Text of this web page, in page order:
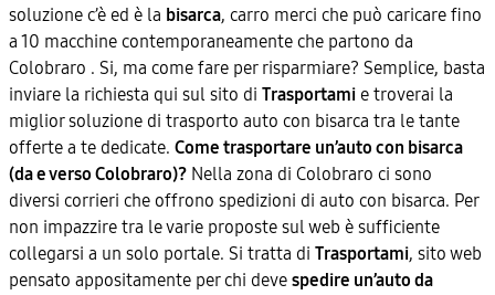
soluzione c’è ed è la bisarca, carro merci che può caricare fino
a 10 macchine contemporaneamente che partono da
Colobraro . Si, ma come fare per risparmiare? Semplice, basta
inviare la richiesta qui sul sito di Trasportami e troverai la
miglior soluzione di trasporto auto con bisarca tra le tante
offerte a te dedicate. Come trasportare un’auto con bisarca
(da e verso Colobraro)? Nella zona di Colobraro ci sono
diversi corrieri che offrono spedizioni di auto con bisarca. Per
non impazzire tra le varie proposte sul web è sufficiente
collegarsi a un solo portale. Si tratta di Trasportami, sito web
pensato appositamente per chi deve spedire un’auto da